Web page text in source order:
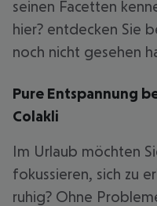
seinen Facetten
hier? entdecken Sie
noch nicht gesehen
Pure Entspannung
Colakli
Im Urlaub möchten
fokussieren, sich zu
ruhig? Ohne